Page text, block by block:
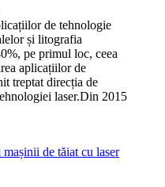
de tehnologie
și litografia
pe primul loc, ceea
aplicațiilor de
treptat direcția de
laser.Din 2015